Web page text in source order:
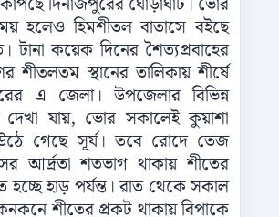
হলেও হিমশীতল বাতাসে বইছে
টানা কয়েক দিনের শৈত্যপ্রবাহের
শীতলতম স্থানের তালিকায় শীর্ষে
এ জেলা। উপজেলার বিভিন্ন
যায়, ভোর সকালেই কুয়াশা
গেছে সূর্য। তবে রোদে তেজ
আর্দ্রতা শতভাগ থাকায় শীতের
হাড় পর্যন্ত। রাত থেকে সকাল
শীতের প্রকট থাকায় বিপাকে